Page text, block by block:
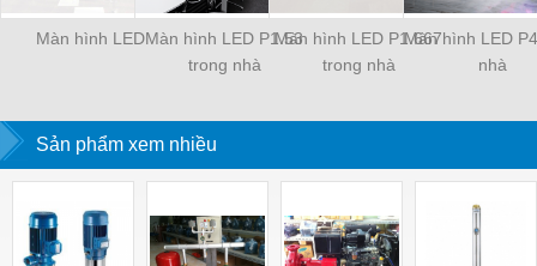
Màn hình LEDMàn hình LED P1.53
trong nhà
Màn hình LED P1.667
trong nhà
Màn hình LED
nhà
Sản phẩm xem nhiều